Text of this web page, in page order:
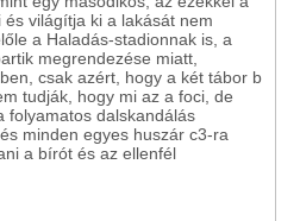
világítja ki a lakását nem
a Haladás-stadionnak is, a
megrendezése miatt,
csak azért, hogy a két tábor b
tudják, hogy mi az a foci, de
folyamatos dalskandálás
minden egyes huszár c3-ra
a bírót és az ellenfél